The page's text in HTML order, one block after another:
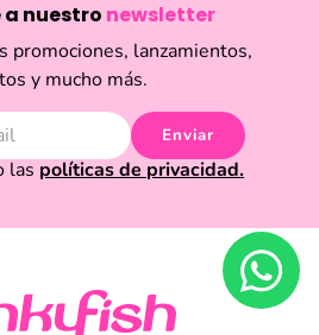
nuestro newsletter
promociones, lanzamientos,
y mucho más.
Enviar
las políticas de privacidad.